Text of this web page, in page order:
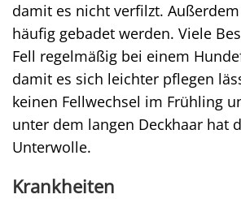
damit es nicht verfilzt.
häufig gebadet werden. Viele
Fell regelmäßig bei einem
damit es sich leichter pflegen
keinen Fellwechsel im Frühling
unter dem langen Deckhaar hat
Unterwolle.
Krankheiten